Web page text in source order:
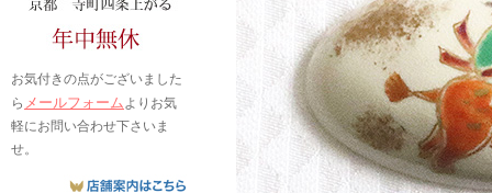
お気付きの点がございました
ら メールフォームよりお気
軽にお問い合わせ下さいま
せ。